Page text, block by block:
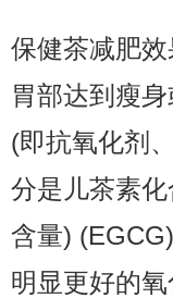
保健茶减肥
胃部达到瘦
(即抗氧化剂
分是儿茶素
含量)
明显更好的氧